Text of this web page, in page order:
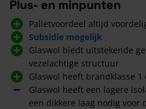
Plus- en minpunten
Palletvoordeel altijd
Subsidie mogelijk
Glaswol biedt uitstekende
vezelachtige structuur
Glaswol heeft brandklasse
Glaswol heeft een lagere
een dikkere laag nodig voor